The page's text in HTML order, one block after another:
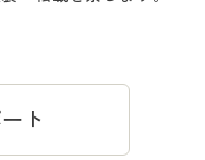
ト